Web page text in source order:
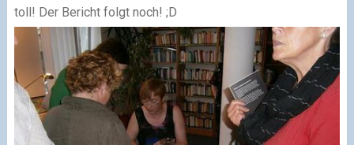
toll! Der Bericht folgt noch! ;D